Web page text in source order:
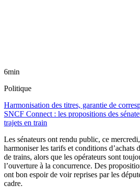
6min
Politique
Harmonisation des titres, garantie de
SNCF Connect : les propositions des
trajets en train
Les sénateurs ont rendu public, ce
harmoniser les tarifs et conditions d’achats
de trains, alors que les opérateurs sont
l’ouverture à la concurrence. Des
ont bon espoir de voir reprises par les
cadre.